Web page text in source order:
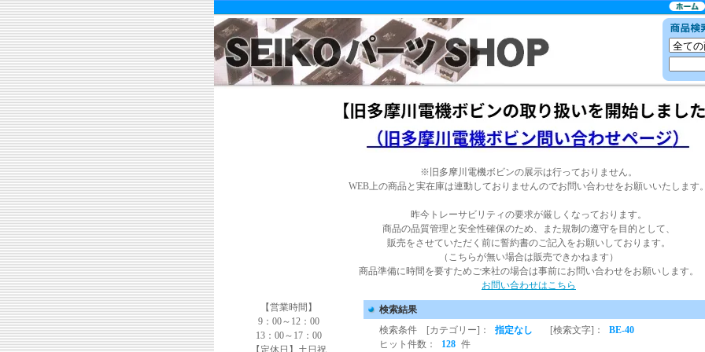
※旧多摩川電機ボビンの展示は行っておりません。
WEB上の商品と実在庫は連動しておりませんのでお問い合わせをお願いいたします
昨今トレーサビリティの要求が厳しくなっております。
商品の品質管理と安全性確保のため、また規制の遵守を目的として、
販売をさせていただく前に誓約書のご記入をお願いしております。
（こちらが無い場合は販売できかねます）
商品準備に時間を要すためご来社の場合は事前にお問い合わせをお願いします。
お問い合わせはこちら
【営業時間】
9：00～12：00
13：00～17：00
検索結果
検索条件 [カテゴリー]：
指定なし [検索文字]：
BE-40
ヒット件数：
128 件